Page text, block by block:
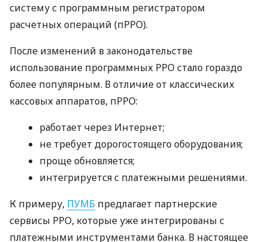
систему с программным регистратором
расчетных операций (пРРО).
После изменений в законодательстве
использование программных РРО стало гораздо
более популярным. В отличие от классических
кассовых аппаратов, пРРО:
работает через Интернет;
не требует дорогостоящего оборудования;
проще обновляется;
интегрируется с платежными решениями.
К примеру, ПУМБ предлагает партнерские
сервисы РРО, которые уже интегрированы с
платежными инструментами банка. В настоящее